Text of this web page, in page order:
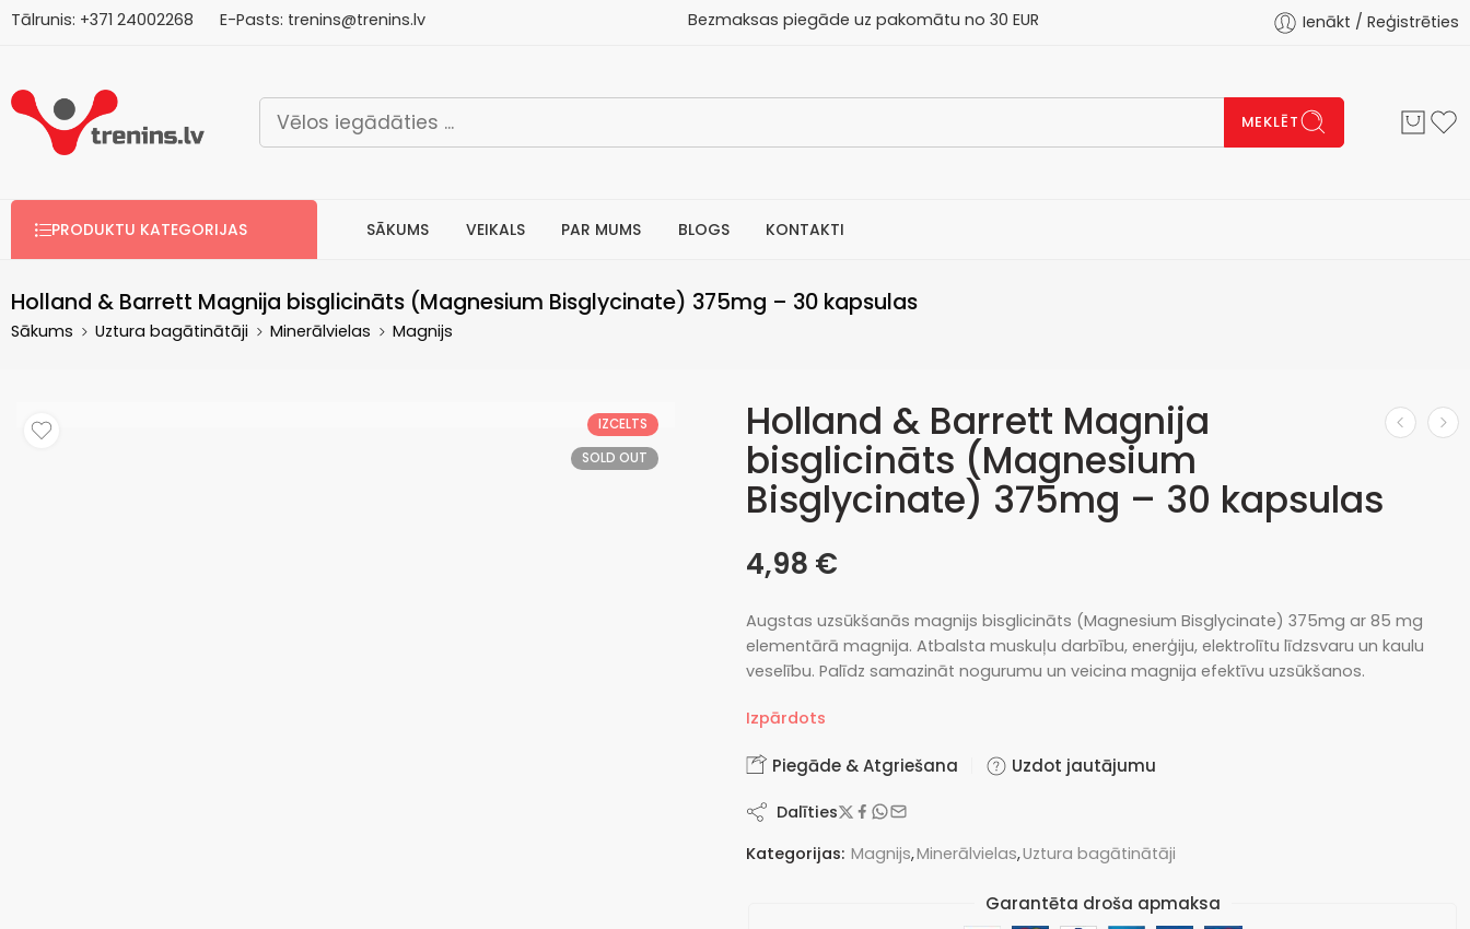
Tālrunis: +371 24002268 E-Pasts: trenins@trenins.lv Bezmaksas piegāde uz pakomātu no 30 EUR Ienākt / Reģistrēties
MEKLĒT
PRODUKTU KATEGORIJAS SĀKUMS VEIKALS PAR MUMS BLOGS KONTAKTI
Holland & Barrett Magnija bisglicināts (Magnesium Bisglycinate) 375mg – 30 kapsulas
Sākums Uztura bagātinātāji Minerālvielas Magnijs
IZCELTS
SOLD OUT
Holland & Barrett Magnija
bisglicināts (Magnesium
Bisglycinate) 375mg – 30 kapsulas
4,98 €
Augstas uzsūkšanās magnijs bisglicināts (Magnesium Bisglycinate) 375mg ar 85 mg
elementārā magnija. Atbalsta muskuļu darbību, enerģiju, elektrolītu līdzsvaru un kaulu
veselību. Palīdz samazināt nogurumu un veicina magnija efektīvu uzsūkšanos.
Izpārdots
Piegāde & Atgriešana Uzdot jautājumu
Dalīties
Kategorijas: Magnijs,Minerālvielas,Uztura bagātinātāji
Garantēta droša apmaksa